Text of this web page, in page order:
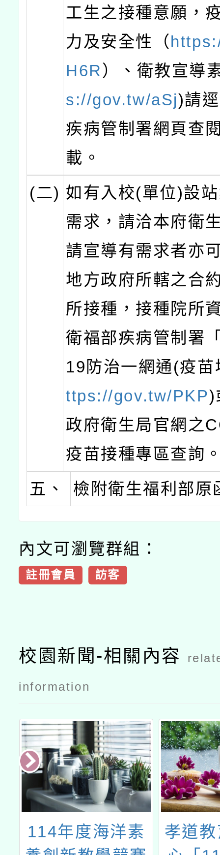
工生之接種意願，
力及安全性（
H6R ）、衛教宣導
s://gov.tw/aSj)請
疾病管制署網頁查
載。
(二) 如有入校(單位)設
需求，請洽本府衛
請宣導有需求者亦
地方政府所轄之合
所接種，接種院所
衛福部疾病管制署
19防治一網通(疫
ttps://gov.tw/PKP)
政府衛生局官網之
疫苗接種專區查詢
五、
檢附衛生福利部原
內文可瀏覽群組：
註冊會員 訪客
校園新聞-相關內容
information
114年度海洋素
孝道